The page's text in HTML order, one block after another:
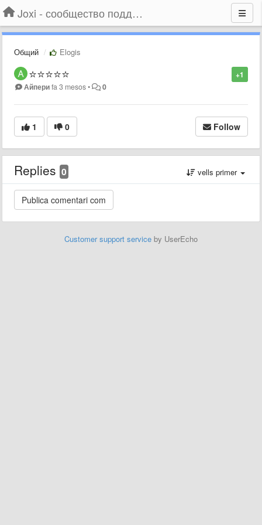
Joxi - сообщество поддержки
Общий Elogis
+1
⭐️⭐️⭐️⭐️⭐️
Айпериfa 3 mesos• 0
1 0 Follow
Replies 0 vells primer
Customer support service by UserEcho